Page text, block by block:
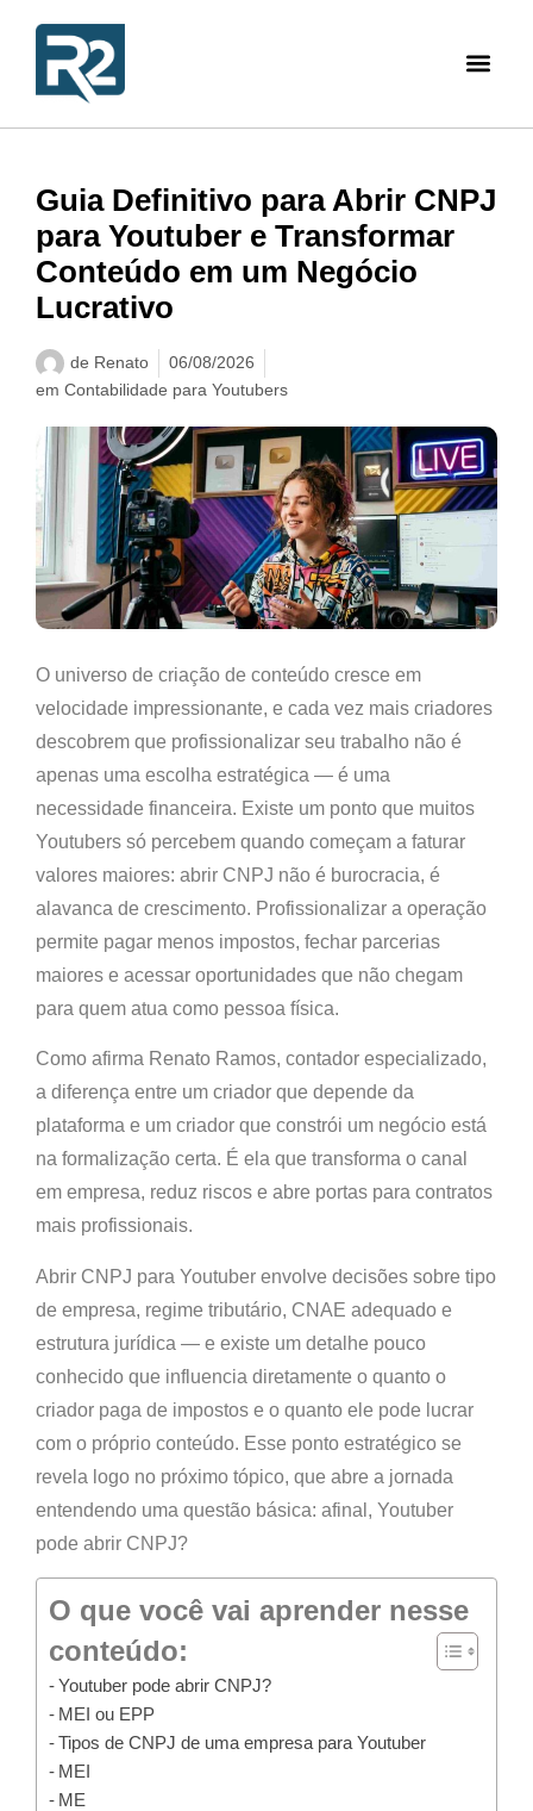
Guia Definitivo para Abrir CNPJ
para Youtuber e Transformar
Conteúdo em um Negócio
Lucrativo
de Renato
06/08/2026
em Contabilidade para Youtubers
O universo de criação de conteúdo cresce em
velocidade impressionante, e cada vez mais criadores
descobrem que profissionalizar seu trabalho não é
apenas uma escolha estratégica — é uma
necessidade financeira. Existe um ponto que muitos
Youtubers só percebem quando começam a faturar
valores maiores: abrir CNPJ não é burocracia, é
alavanca de crescimento. Profissionalizar a operação
permite pagar menos impostos, fechar parcerias
maiores e acessar oportunidades que não chegam
para quem atua como pessoa física.
Como afirma Renato Ramos, contador especializado,
a diferença entre um criador que depende da
plataforma e um criador que constrói um negócio está
na formalização certa. É ela que transforma o canal
em empresa, reduz riscos e abre portas para contratos
mais profissionais.
Abrir CNPJ para Youtuber envolve decisões sobre tipo
de empresa, regime tributário, CNAE adequado e
estrutura jurídica — e existe um detalhe pouco
conhecido que influencia diretamente o quanto o
criador paga de impostos e o quanto ele pode lucrar
com o próprio conteúdo. Esse ponto estratégico se
revela logo no próximo tópico, que abre a jornada
entendendo uma questão básica: afinal, Youtuber
pode abrir CNPJ?
O que você vai aprender nesse
conteúdo:
Youtuber pode abrir CNPJ?
MEI ou EPP
Tipos de CNPJ de uma empresa para Youtuber
MEI
ME